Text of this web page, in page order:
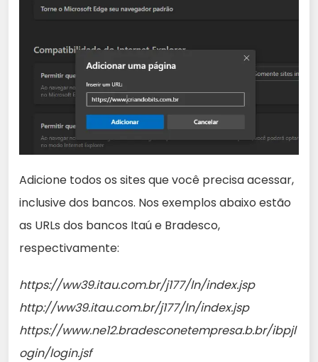
Adicione todos os sites que você precisa acessar,
inclusive dos bancos. Nos exemplos abaixo estão
as URLs dos bancos Itaú e Bradesco,
respectivamente:
https://ww39.itau.com.br/j177/ln/index.jsp
http://ww39.itau.com.br/j177/ln/index.jsp
https://www.ne12.bradesconetempresa.b.br/ibpjl
ogin/login.jsf